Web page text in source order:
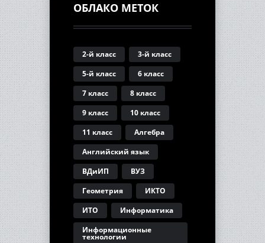
ОБЛАКО МЕТОК
2-й класс
3-й класс
5-й класс
6 класс
7 класс
8 класс
9 класс
10 класс
11 класс
Алгебра
Английский язык
ВДиИП
ВУЗ
Геометрия
ИКТО
ИТО
Информатика
Информационные
технологии